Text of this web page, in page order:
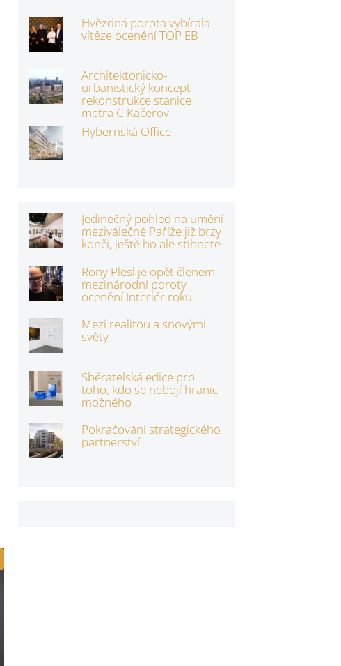
Hvězdná porota vybírala
vítěze ocenění TOP EB
Architektonicko-
urbanistický koncept
rekonstrukce stanice
metra C Kačerov
Hybernská Office
Jedinečný pohled na umění
meziválečné Paříže již brzy
končí, ještě ho ale stihnete
Rony Plesl je opět členem
mezinárodní poroty
ocenění Interiér roku
Mezi realitou a snovými
světy
Sběratelská edice pro
toho, kdo se nebojí hranic
možného
Pokračování strategického
partnerství